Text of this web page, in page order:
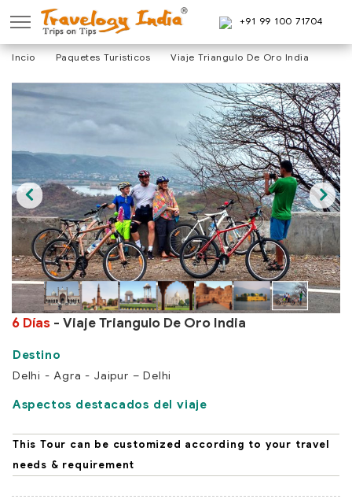
+91 99 100 71704
Incio Paquetes Turisticos Viaje Triangulo De Oro India
6 Días - Viaje Triangulo De Oro India
Delhi - Agra - Jaipur – Delhi
Aspectos destacados del viaje
This Tour can be customized according to your travel
needs & requirement